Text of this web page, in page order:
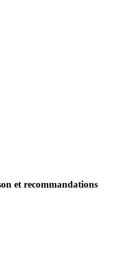
et recommandations